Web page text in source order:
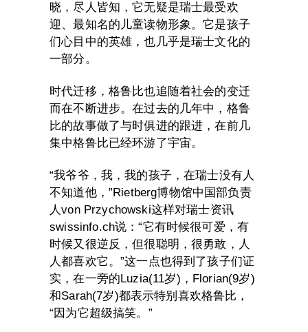
晓，尽人皆知，它无疑是瑞士最受欢
迎、最知名的儿童读物形象。它是孩子
们心目中的英雄，也几乎是瑞士文化的
一部分。
时代迁移，格鲁比也追随着社会的变迁
而在不断进步。在过去的几年中，格鲁
比的故事做了与时俱进的跟进，在前几
集中格鲁比已经环游了宇宙。
“我爷爷，我，我的孩子，在瑞士没有人
不知道他，”Rietberg博物馆中国部负责
人von Przychowski这样对瑞士资讯
swissinfo.ch说：“它有时候很可爱，有
时候又很逆反，但很聪明，很勇敢，人
人都喜欢它。”这一点也得到了孩子们证
实，在一旁的Luzia(11岁)，Florian(9岁)
和Sarah(7岁)都表示特别喜欢格鲁比，
“因为它超级搞笑。”